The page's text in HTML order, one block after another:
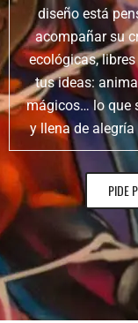
diseño está
acompañar su
ecológicas,
tus ideas:
mágicos… lo que
y llena de
PIDE